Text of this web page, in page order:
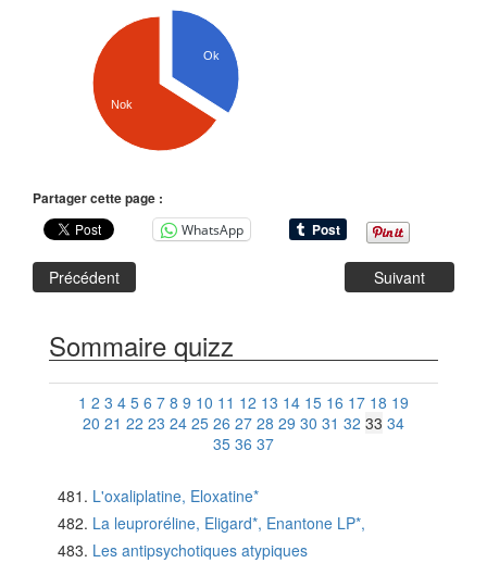
Ok
Nok
Partager cette page :
WhatsApp
Précédent Suivant
Sommaire quizz
1 2 3 4 5 6 7 8 9 10 11 12 13 14 15 16 17 18 19
20 21 22 23 24 25 26 27 28 29 30 31 32 33 34
35 36 37
L'oxaliplatine, Eloxatine*
La leuproréline, Eligard*, Enantone LP*,
Les antipsychotiques atypiques